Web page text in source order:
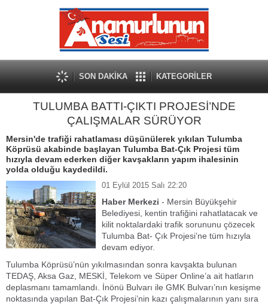
SON DAKİKA KATEGORİLER
TULUMBA BATTI-ÇIKTI PROJESİ’NDE
ÇALIŞMALAR SÜRÜYOR
Mersin'de trafiği rahatlaması düşünülerek yıkılan Tulumba
Köprüsü akabinde başlayan Tulumba Bat-Çık Projesi tüm
hızıyla devam ederken diğer kavşakların yapım ihalesinin
yolda olduğu kaydedildi.
01 Eylül 2015 Salı 22:20
Haber Merkezi - Mersin Büyükşehir
Belediyesi, kentin trafiğini rahatlatacak ve
kilit noktalardaki trafik sorununu çözecek
Tulumba Bat- Çık Projesi’ne tüm hızıyla
devam ediyor.
Tulumba Köprüsü’nün yıkılmasından sonra kavşakta bulunan
TEDAŞ, Aksa Gaz, MESKİ, Telekom ve Süper Online’a ait hatların
deplasmanı tamamlandı. İnönü Bulvarı ile GMK Bulvarı’nın kesişme
noktasında yapılan Bat-Çık Projesi’nin kazı çalışmalarının yanı sıra